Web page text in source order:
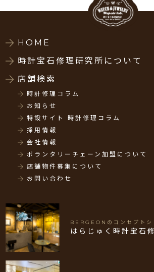
HOME
時計宝石修理研究所について
店舗検索
時計修理コラム
お知らせ
特設サイト 時計修理コラム
採用情報
会社情報
ボランタリーチェーン加盟について
店舗物件募集について
お問い合わせ
BERGEONのコンセプトシ
はらじゅく時計宝石